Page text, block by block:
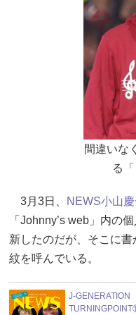
間違いな
る
3月3日、 NEWS小山
「Johnny’s web」内
新したのだが、そこに
紋を呼んでいる。
J-GENERATION